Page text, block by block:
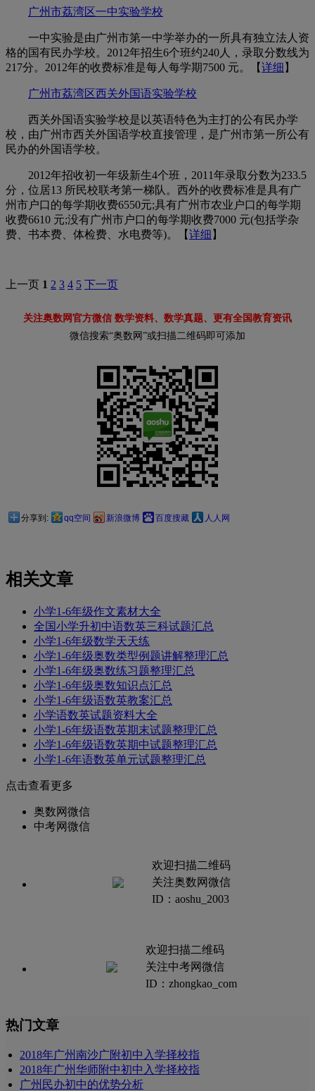
广州市荔湾区一中实验学校
一中实验是由广州市第一中学举办的一所具有独立法人资
格的国有民办学校。2012年招生6个班约240人，录取分数线为
217分。2012年的收费标准是每人每学期7500 元。【详细 】
广州市荔湾区西关外国语实验学校
西关外国语实验学校是以英语特色为主打的公有民办学
校，由广州市西关外国语学校直接管理，是广州市第一所公有
民办的外国语学校。
2012年招收初一年级新生4个班，2011年录取分数为233.5
分，位居13 所民校联考第一梯队。西外的收费标准是具有广
州市户口的每学期收费6550元;具有广州市农业户口的每学期
收费6610 元;没有广州市户口的每学期收费7000 元(包括学杂
费、书本费、体检费、水电费等)。【详细 】
上一页 1 2 3 4 5 下一页
关注奥数网官方微信 数学资料、数学真题、更有全国教育资讯
微信搜索“奥数网”或扫描二维码即可添加
分享到: qq空间 新浪微博 百度搜藏 人人网
相关文章
小学1-6年级作文素材大全
全国小学升初中语数英三科试题汇总
小学1-6年级数学天天练
小学1-6年级奥数类型例题讲解整理汇总
小学1-6年级奥数练习题整理汇总
小学1-6年级奥数知识点汇总
小学1-6年级语数英教案汇总
小学语数英试题资料大全
小学1-6年级语数英期末试题整理汇总
小学1-6年级语数英期中试题整理汇总
小学1-6年语数英单元试题整理汇总
点击查看更多
奥数网微信
中考网微信
欢迎扫描二维码
关注奥数网微信
ID：aoshu_2003
欢迎扫描二维码
关注中考网微信
ID：zhongkao_com
热门文章
2018年广州南沙广附初中入学择校指
2018年广州华师附中初中入学择校指
广州民办初中的优势分析